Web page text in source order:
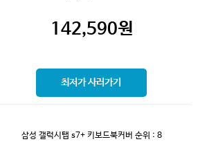
142,590원
최저가 사러가기
삼성 갤럭시탭 s7+ 키보드북커버 순위 : 8